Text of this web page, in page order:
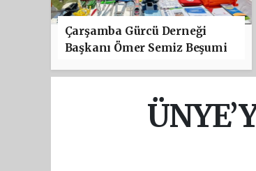
Çarşamba Gürcü Derneği
Başkanı Ömer Semiz Beşumi